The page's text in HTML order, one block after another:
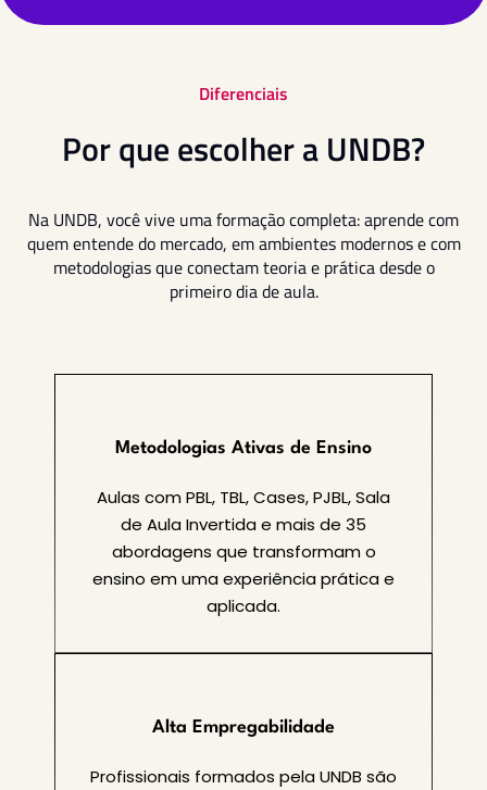
Diferenciais
Por que escolher a UNDB?
Na UNDB, você vive uma formação completa: aprende com
quem entende do mercado, em ambientes modernos e com
metodologias que conectam teoria e prática desde o
primeiro dia de aula.
Metodologias Ativas de Ensino
Aulas com PBL, TBL, Cases, PJBL, Sala
de Aula Invertida e mais de 35
abordagens que transformam o
ensino em uma experiência prática e
aplicada.
Alta Empregabilidade
Profissionais formados pela UNDB são